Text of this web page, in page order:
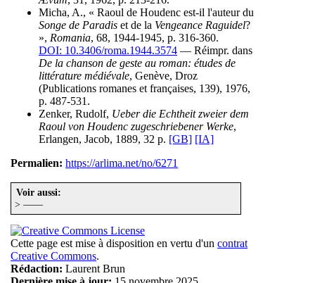
Micha, A., « Raoul de Houdenc est-il l'auteur du
Songe de Paradis et de la Vengeance Raguidel?
», Romania, 68, 1944-1945, p. 316-360.
DOI: 10.3406/roma.1944.3574 — Réimpr. dans
De la chanson de geste au roman: études de
littérature médiévale, Genève, Droz
(Publications romanes et françaises, 139), 1976,
p. 487-531.
Zenker, Rudolf, Ueber die Echtheit zweier dem
Raoul von Houdenc zugeschriebener Werke,
Erlangen, Jacob, 1889, 32 p. [GB] [IA]
Permalien: https://arlima.net/no/6271
Voir aussi:
> ——
Cette page est mise à disposition en vertu d'un contrat
Creative Commons.
Rédaction: Laurent Brun